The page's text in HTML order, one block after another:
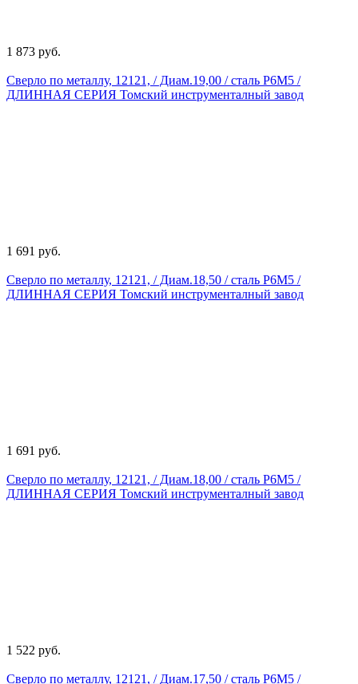
1 873 руб.
Сверло по металлу, 12121, / Диам.19,00 / сталь Р6М5 /
ДЛИННАЯ СЕРИЯ Томский инструменталный завод
1 691 руб.
Сверло по металлу, 12121, / Диам.18,50 / сталь Р6М5 /
ДЛИННАЯ СЕРИЯ Томский инструменталный завод
1 691 руб.
Сверло по металлу, 12121, / Диам.18,00 / сталь Р6М5 /
ДЛИННАЯ СЕРИЯ Томский инструменталный завод
1 522 руб.
Сверло по металлу, 12121, / Диам.17,50 / сталь Р6М5 /